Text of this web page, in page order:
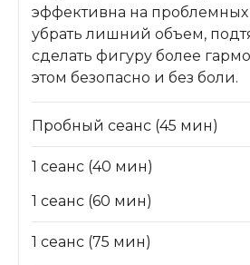
эффективна на проблемных
убрать лишний объем,
сделать фигуру более
этом безопасно и без боли.
Пробный сеанс (45 мин)
1 сеанс (40 мин)
1 сеанс (60 мин)
1 сеанс (75 мин)